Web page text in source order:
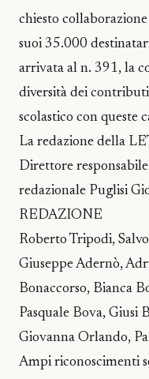
chiesto
suoi 35.000
arrivata al n. 391, la
diversità dei
scolastico con queste
La redazione della
Direttore
redazionale Puglisi
REDAZIONE
Roberto Tripodi,
Giuseppe Adernò,
Bonaccorso, Bianca
Pasquale Bova,
Giovanna Orlando,
Ampi riconoscimenti